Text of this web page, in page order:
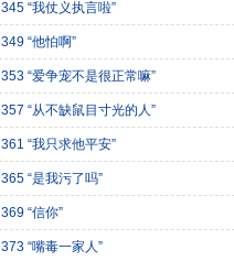
345 “我仗义执言啦”
349 “他怕啊”
353 “爱争宠不是很正常嘛”
357 “从不缺鼠目寸光的人”
361 “我只求他平安”
365 “是我污了吗”
369 “信你”
373 “嘴毒一家人”